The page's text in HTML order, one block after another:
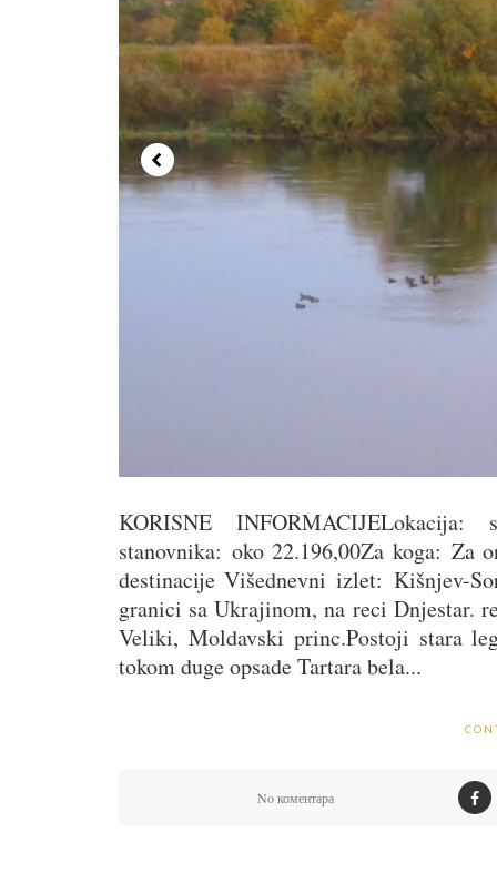
KORISNE
stanovnika: oko 22.196,00Za koga: Za
destinacije Višednevni izlet: Kišnjev-
granici sa Ukrajinom, na reci Dnjestar.
Veliki, Moldavski princ.Postoji stara
tokom duge opsade Tartara bela...
No коментара